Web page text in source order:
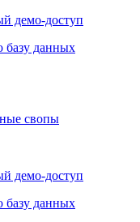
демо-доступ
базу данных
свопы
демо-доступ
базу данных